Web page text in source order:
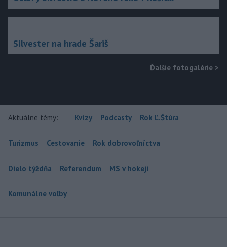
Silvester na hrade Šariš
Ďalšie fotogalérie >
Aktuálne témy: Kvízy Podcasty Rok Ľ.Štúra
Turizmus Cestovanie Rok dobrovoľníctva
Dielo týždňa Referendum MS v hokeji
Komunálne voľby